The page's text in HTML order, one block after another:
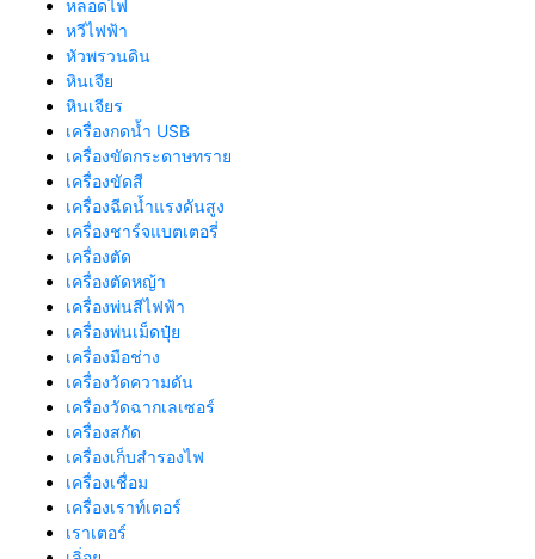
หลอดไฟ
หวีไฟฟ้า
หัวพรวนดิน
หินเจีย
หินเจียร
เครื่องกดน้ำ USB
เครื่องขัดกระดาษทราย
เครื่องขัดสี
เครื่องฉีดน้ำแรงดันสูง
เครื่องชาร์จแบตเตอรี่
เครื่องตัด
เครื่องตัดหญ้า
เครื่องพ่นสีไฟฟ้า
เครื่องพ่นเม็ดปุ๋ย
เครื่องมือช่าง
เครื่องวัดความดัน
เครื่องวัดฉากเลเซอร์
เครื่องสกัด
เครื่องเก็บสํารองไฟ
เครื่องเชื่อม
เครื่องเราท์เตอร์
เราเตอร์